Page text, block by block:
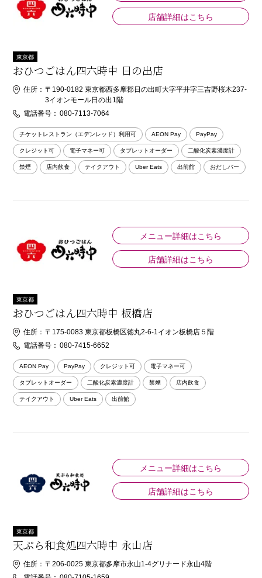
店舗詳細はこちら
東京都
おひつごはん四六時中 日の出店
住所： 〒190-0182 東京都西多摩郡日の出町大字平井字三吉野桜木237-
3イオンモール日の出1階
電話番号： 080-7113-7064
チケットレストラン（エデンレッド）利用可 AEON Pay PayPay
クレジット可 電子マネー可 タブレットオーダー 二酸化炭素濃度計
禁煙 店内飲食 テイクアウト Uber Eats 出前館 おだしバー
メニュー詳細はこちら
店舗詳細はこちら
東京都
おひつごはん四六時中 板橋店
住所： 〒175-0083 東京都板橋区徳丸2-6-1イオン板橋店５階
電話番号： 080-7415-6652
AEON Pay PayPay クレジット可 電子マネー可
タブレットオーダー 二酸化炭素濃度計 禁煙 店内飲食
テイクアウト Uber Eats 出前館
メニュー詳細はこちら
店舗詳細はこちら
東京都
天ぷら和食処四六時中 永山店
住所： 〒206-0025 東京都多摩市永山1-4グリナード永山4階